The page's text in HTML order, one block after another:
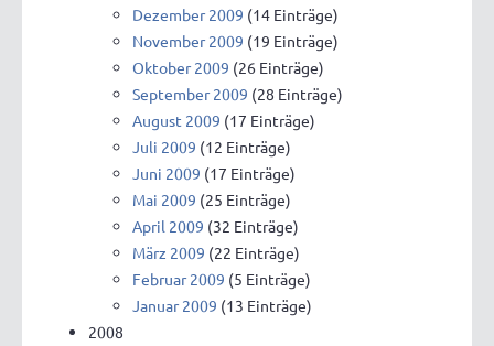
Dezember 2009 (14 Einträge)
November 2009 (19 Einträge)
Oktober 2009 (26 Einträge)
September 2009 (28 Einträge)
August 2009 (17 Einträge)
Juli 2009 (12 Einträge)
Juni 2009 (17 Einträge)
Mai 2009 (25 Einträge)
April 2009 (32 Einträge)
März 2009 (22 Einträge)
Februar 2009 (5 Einträge)
Januar 2009 (13 Einträge)
2008